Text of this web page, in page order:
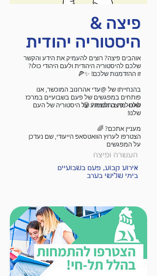
אוהבים פיצה? רוצים להעמיק את הידע והקשר
שלכם להיסטוריה היהודית ולעם היהודי כולו?
זו ההזדמנות שלכם! ✨🍕
בהנחייתו של @עדי אהרונוב המוכשר, אנו
פותחים במפגשים של פעם בשבועיים במרכז
שלנו- מה בתוכנית? 😮
לאכול פיצה ולשמוע על היסטוריה של העם
שלנו!
מעניין אתכם? 🌈
הצטרפו לערוץ הוואטסאפ הייעודי, שם נעדכן
על המפגשים
פיצה &
היסטוריה יהודית
העשרה ופיצה
אירוע קבוע, פעם בשבועיים
בימי שלישי בערב